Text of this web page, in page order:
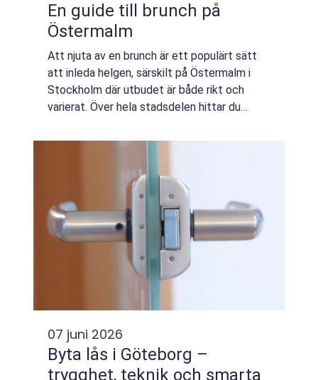
En guide till brunch på
Östermalm
Att njuta av en brunch är ett populärt sätt
att inleda helgen, särskilt på Östermalm i
Stockholm där utbudet är både rikt och
varierat. Över hela stadsdelen hittar du
07 juni 2026
Byta lås i Göteborg –
trygghet, teknik och smarta